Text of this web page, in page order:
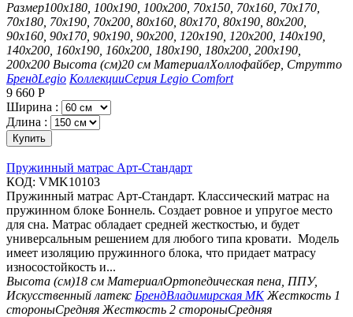
Размер100х180, 100х190, 100х200, 70х150, 70х160, 70х170,
70х180, 70х190, 70х200, 80х160, 80х170, 80х190, 80х200,
90х160, 90х170, 90х190, 90х200, 120х190, 120х200, 140х190,
140х200, 160х190, 160х200, 180х190, 180х200, 200х190,
200х200 Высота (см)20 см МатериалХоллофайбер, Струтто
БрендLegio КоллекцииСерия Legio Comfort
9 660 Р
Ширина :
Длина :
Купить
Пружинный матрас Арт-Стандарт
КОД: VMK10103
Пружинный матрас Арт-Стандарт. Классический матрас на
пружинном блоке Боннель. Создает ровное и упругое место
для сна. Матрас обладает средней жесткостью, и будет
универсальным решением для любого типа кровати. Модель
имеет изоляцию пружинного блока, что придает матрасу
износостойкость и...
Высота (см)18 см МатериалОртопедическая пена, ППУ,
Искусственный латекс БрендВладимирская МК Жесткость 1
стороныСредняя Жесткость 2 стороныСредняя